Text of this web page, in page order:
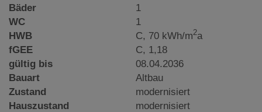
Bäder
1
WC
1
HWB
C, 70 kWh/m2a
fGEE
C, 1,18
gültig bis
08.04.2036
Bauart
Altbau
Zustand
modernisiert
Hauszustand
modernisiert